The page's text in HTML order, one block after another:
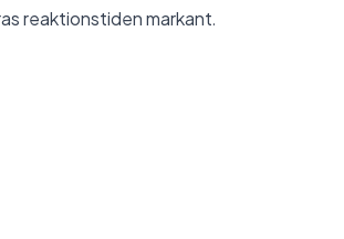
reaktionstiden markant.